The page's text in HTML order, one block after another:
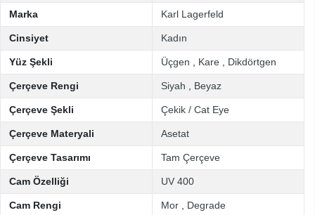
Marka Karl Lagerfeld
Cinsiyet Kadın
Yüz Şekli Üçgen Kare Dikdörtgen
Çerçeve Rengi Siyah Beyaz
Çerçeve Şekli Çekik / Cat Eye
Çerçeve Materyali Asetat
Çerçeve Tasarımı Tam Çerçeve
Cam Özelliği UV 400
Cam Rengi Mor Degrade